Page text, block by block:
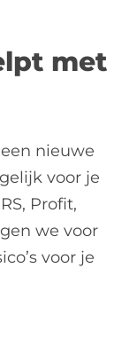
met
nieuwe
voor je
Profit,
we voor
voor je